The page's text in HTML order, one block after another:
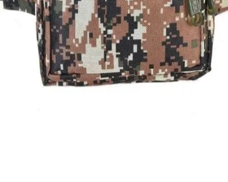
Quick View
Εξαντλημένο
ΑΝΔΡΙΚΑ ΤΣΑΝΤΑΚΙΑ ΜΕΣΗΣ
Τσαντάκι μέσης Sport